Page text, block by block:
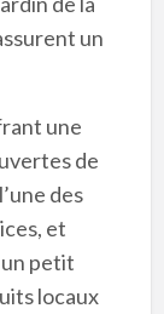
un
une
de
des
et
petit
locaux